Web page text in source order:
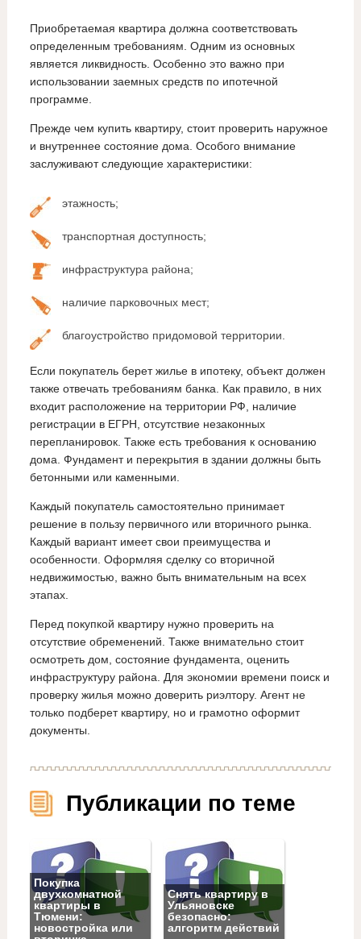
Приобретаемая квартира должна соответствовать
определенным требованиям. Одним из основных
является ликвидность. Особенно это важно при
использовании заемных средств по ипотечной
программе.
Прежде чем купить квартиру, стоит проверить наружное
и внутреннее состояние дома. Особого внимание
заслуживают следующие характеристики:
этажность;
транспортная доступность;
инфраструктура района;
наличие парковочных мест;
благоустройство придомовой территории.
Если покупатель берет жилье в ипотеку, объект должен
также отвечать требованиям банка. Как правило, в них
входит расположение на территории РФ, наличие
регистрации в ЕГРН, отсутствие незаконных
перепланировок. Также есть требования к основанию
дома. Фундамент и перекрытия в здании должны быть
бетонными или каменными.
Каждый покупатель самостоятельно принимает
решение в пользу первичного или вторичного рынка.
Каждый вариант имеет свои преимущества и
особенности. Оформляя сделку со вторичной
недвижимостью, важно быть внимательным на всех
этапах.
Перед покупкой квартиру нужно проверить на
отсутствие обременений. Также внимательно стоит
осмотреть дом, состояние фундамента, оценить
инфраструктуру района. Для экономии времени поиск и
проверку жилья можно доверить риэлтору. Агент не
только подберет квартиру, но и грамотно оформит
документы.
Публикации по теме
Покупка
двухкомнатной
квартиры в
Тюмени:
новостройка или
Снять квартиру в
Ульяновске
безопасно:
алгоритм действий